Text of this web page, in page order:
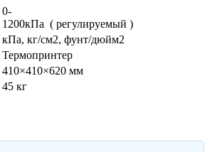
0-
1200кПа ( регулируемый )
кПа, кг/см2, фунт/дюйм2
Термопринтер
410×410×620 мм
45 кг